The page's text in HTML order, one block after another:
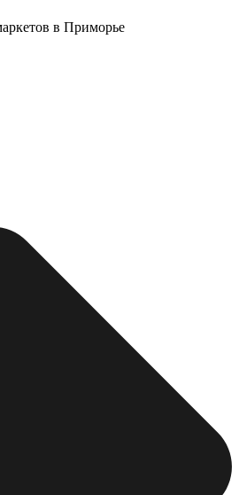
в Приморье